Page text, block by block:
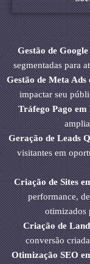
Gestão de
segmentadas para
Gestão de Meta
impactar seu
Tráfego Pago
Geração de Leads
visitantes em
Criação de Sites
performance,
otimizados
Criação de
conversão
Otimização SEO